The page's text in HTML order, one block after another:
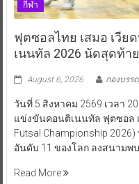
กีฬา
ฟุตซอลไทย เสมอ เวี
เนนทัล 2026 นัดสุดท้าย
August 6, 2026 กองบรร
วันที่ 5 สิงหาคม 2569 เวลา
แข่งขันคอนติเนนทัล ฟุตซอล
Futsal Championship
อันดับ 11 ของโลก ลงสนามพ
Read More